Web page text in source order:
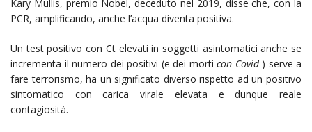
Kary Mullis, premio Nobel, deceduto nel 2019, disse che, con la
PCR, amplificando, anche l’acqua diventa positiva.
Un test positivo con Ct elevati in soggetti asintomatici anche se
incrementa il numero dei positivi (e dei morti con Covid) serve a
fare terrorismo, ha un significato diverso rispetto ad un positivo
sintomatico con carica virale elevata e dunque reale
contagiosità.